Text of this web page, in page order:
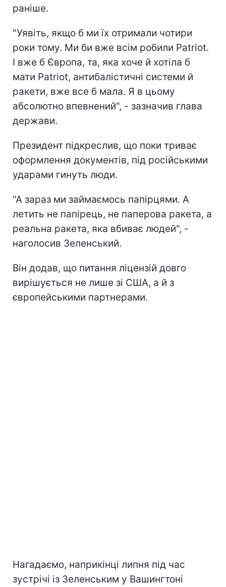
раніше.
"Уявіть, якщо б ми їх отримали чотири
роки тому. Ми би вже всім робили Patriot.
І вже б Європа, та, яка хоче й хотіла б
мати Patriot, антибалістичні системи й
ракети, вже все б мала. Я в цьому
абсолютно впевнений", - зазначив глава
держави.
Президент підкреслив, що поки триває
оформлення документів, під російськими
ударами гинуть люди.
"А зараз ми займаємось папірцями. А
летить не папірець, не паперова ракета, а
реальна ракета, яка вбиває людей", -
наголосив Зеленський.
Він додав, що питання ліцензій довго
вирішується не лише зі США, а й з
європейськими партнерами.
Нагадаємо, наприкінці липня під час
зустрічі із Зеленським у Вашингтоні